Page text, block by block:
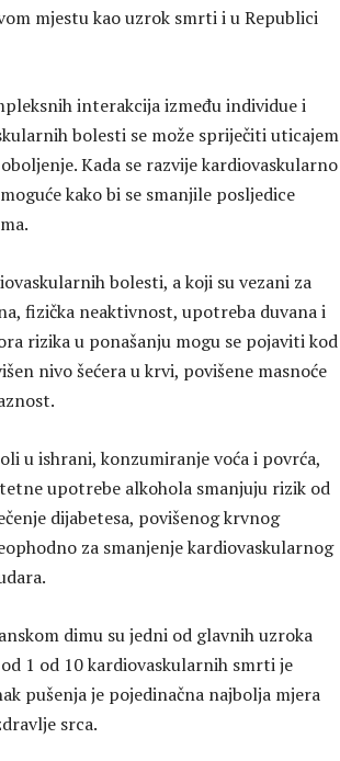
mjestu kao uzrok smrti i u Republici
interakcija između individue i
bolesti se može spriječiti uticajem
Kada se razvije kardiovaskularno
kako bi se smanjile posljedice
bolesti, a koji su vezani za
fizička neaktivnost, upotreba duvana i
rizika u ponašanju mogu se pojaviti kod
nivo šećera u krvi, povišene masnoće
u ishrani, konzumiranje voća i povrća,
upotrebe alkohola smanjuju rizik od
dijabetesa, povišenog krvnog
za smanjenje kardiovaskularnog
dimu su jedni od glavnih uzroka
1 od 10 kardiovaskularnih smrti je
pušenja je pojedinačna najbolja mjera
srca.